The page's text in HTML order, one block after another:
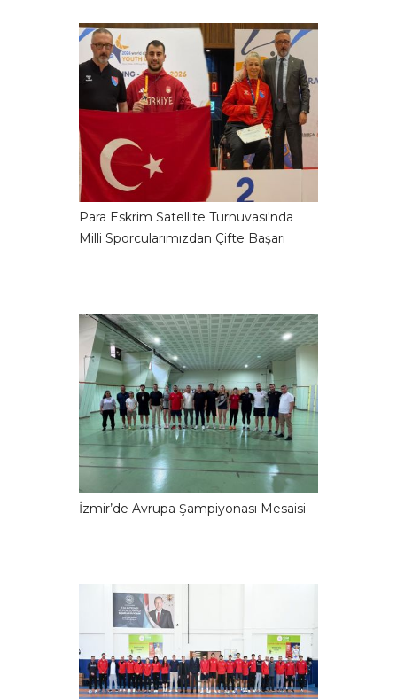
Para Eskrim Satellite Turnuvası'nda
Milli Sporcularımızdan Çifte Başarı
İzmir’de Avrupa Şampiyonası Mesaisi